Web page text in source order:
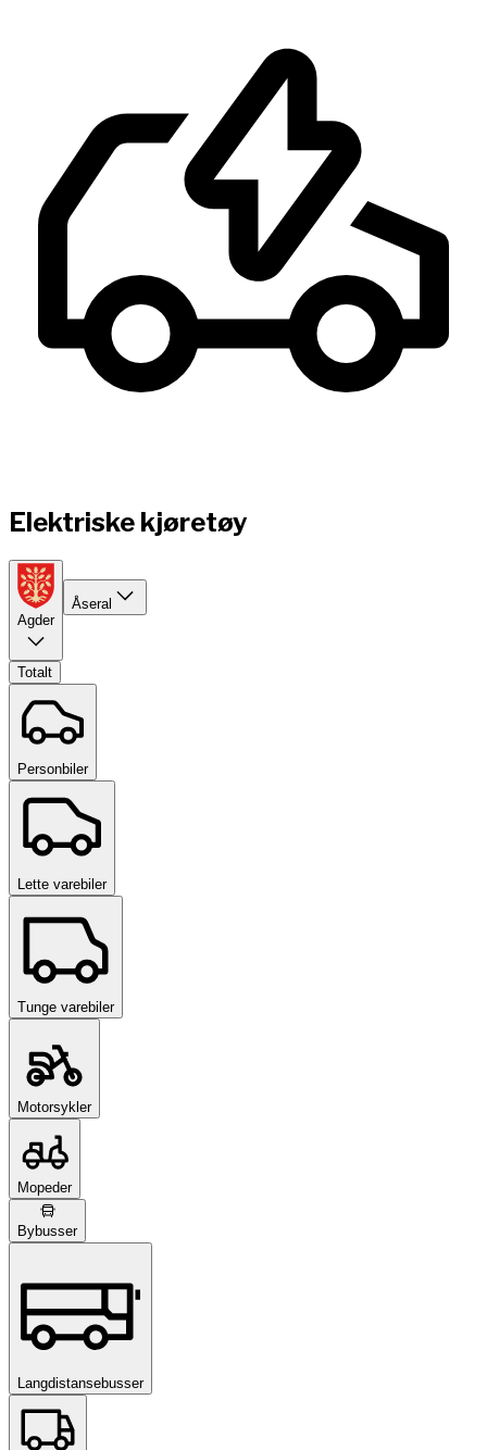
Elektriske kjøretøy
Agder
Åseral
Totalt
Personbiler
Lette varebiler
Tunge varebiler
Motorsykler
Mopeder
Bybusser
Langdistansebusser